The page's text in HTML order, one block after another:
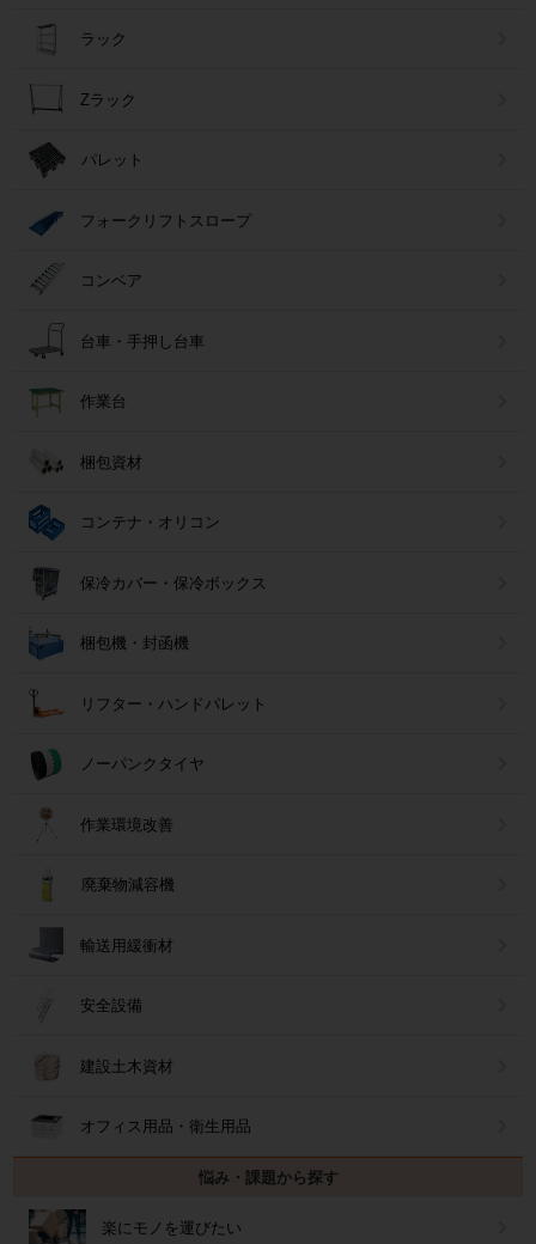
ラック
Zラック
パレット
フォークリフトスロープ
コンベア
台車・手押し台車
作業台
梱包資材
コンテナ・オリコン
保冷カバー・保冷ボックス
梱包機・封函機
リフター・ハンドパレット
ノーパンクタイヤ
作業環境改善
廃棄物減容機
輸送用緩衝材
安全設備
建設土木資材
オフィス用品・衛生用品
悩み・課題から探す
楽にモノを運びたい